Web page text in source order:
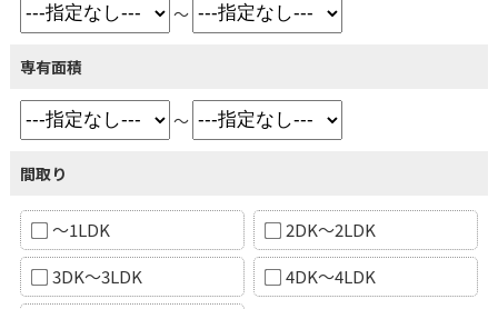
～
専有面積
～
間取り
～1LDK
2DK～2LDK
3DK～3LDK
4DK～4LDK